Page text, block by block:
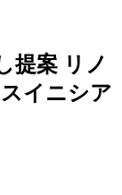
提案 リノ
イニシア